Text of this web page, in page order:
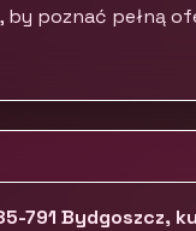
poznać pełną
791 Bydgoszcz,